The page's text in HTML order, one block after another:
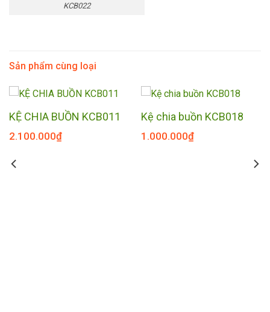
KCB022
Sản phẩm cùng loại
KỆ CHIA BUỒN KCB011
2.100.000₫
Kệ chia buồn KCB018
1.000.000₫